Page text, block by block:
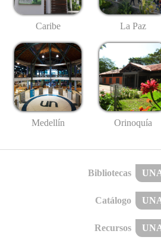
Caribe La Paz
Medellín Orinoquía
Bibliotecas
Catálogo
Recursos